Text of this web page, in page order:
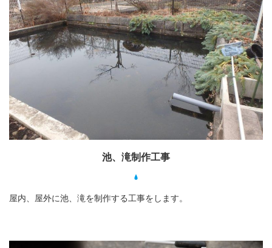
池、滝制作工事
屋内、屋外に池、滝を制作する工事をします。